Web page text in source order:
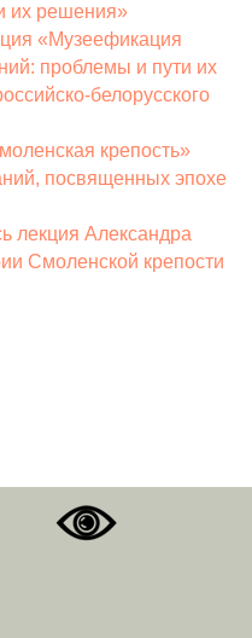
их решения»
«Музеефикация
проблемы и пути их
белорусского
крепость»
посвященных эпохе
лекция Александра
Смоленской крепости